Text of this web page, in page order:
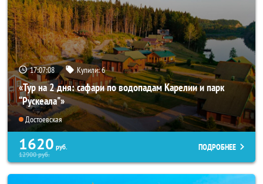
17:07:07 Купили:6
«Тур на 2 дня: сафари по водопадам Карелии и парк
“Рускеала"»
Достоевская
1620 руб.
12900руб.
ПОДРОБНЕЕ